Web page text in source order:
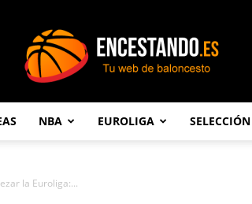
NBA EUROLIGA SELECCIÓN
la Euroliga:...